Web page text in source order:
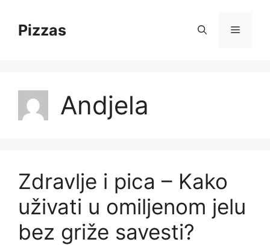
contentPizzas Menu
Andjela
Zdravlje i pica – Kako
uživati u omiljenom jelu
bez griže savesti?